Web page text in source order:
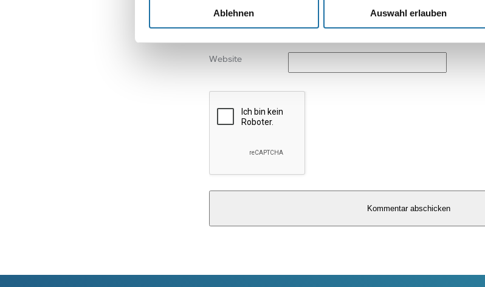
Ablehnen Auswahl erlauben
E-Mail-Adresse*
Website